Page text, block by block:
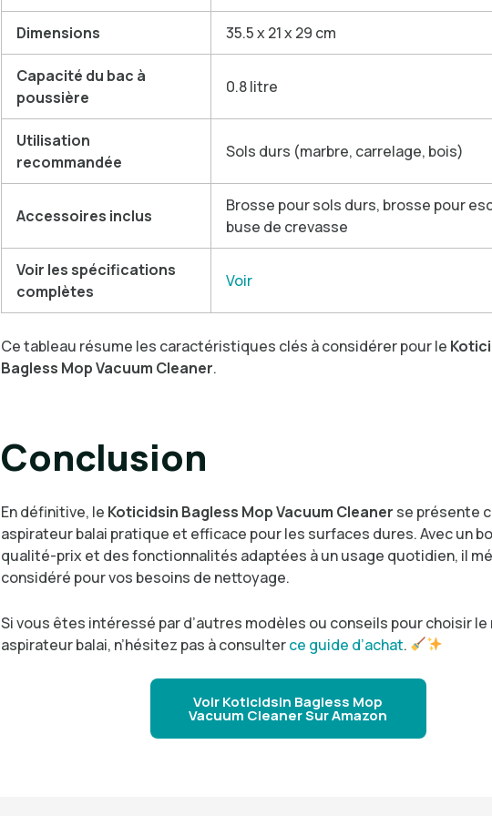
Dimensions 35.5 x 21 x 29 cm
Capacité du bac à
poussière
0.8 litre
Utilisation
recommandée
Sols durs (marbre, carrelage, bois)
Accessoires inclus
Brosse pour sols durs, brosse pour
buse de crevasse
Voir les spécifications
complètes
Voir
Ce tableau résume les caractéristiques clés à considérer pour le
Bagless Mop Vacuum Cleaner.
Conclusion
En définitive, le Koticidsin Bagless Mop Vacuum Cleaner se présente
aspirateur balai pratique et efficace pour les surfaces dures. Avec un
qualité-prix et des fonctionnalités adaptées à un usage quotidien, il
considéré pour vos besoins de nettoyage.
Si vous êtes intéressé par d’autres modèles ou conseils pour choisir
aspirateur balai, n’hésitez pas à consulterce guide d’achat.
Voir Koticidsin Bagless Mop
Vacuum Cleaner Sur Amazon